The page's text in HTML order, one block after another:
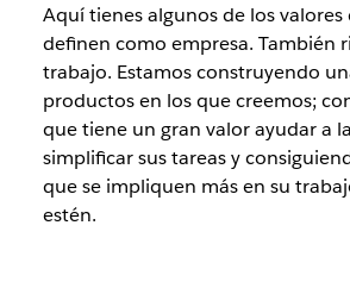
Aquí tienes algunos de los valores
definen como empresa. También
trabajo. Estamos construyendo
productos en los que creemos;
que tiene un gran valor ayudar a
simplificar sus tareas y
que se impliquen más en su
estén.